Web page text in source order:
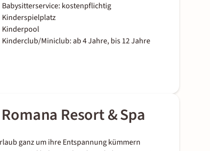
Babysitterservice: kostenpflichtig
Kinderspielplatz
Kinderpool
Kinderclub/Miniclub: ab 4 Jahre, bis 12 Jahre
Resort & Spa
ganz um ihre Entspannung kümmern